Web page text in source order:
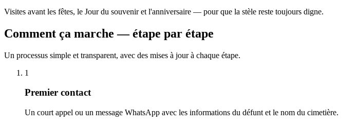
Visites avant les fêtes, le Jour du souvenir et l'anniversaire — pour que la stèle reste toujours digne.
Comment ça marche — étape par étape
Un processus simple et transparent, avec des mises à jour à chaque étape.
1
Premier contact
Un court appel ou un message WhatsApp avec les informations du défunt et le nom du cimetière.